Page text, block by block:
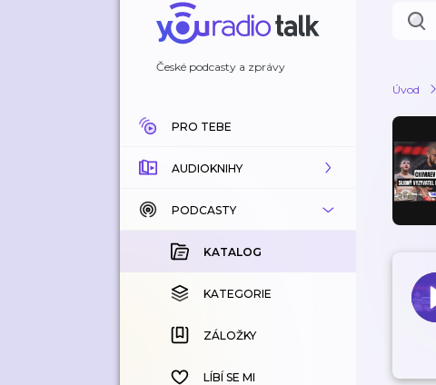
České podcasty a zprávy
PRO TEBE
AUDIOKNIHY
KATALOG
KOUPENÉ
KATEGORIE
ZÁLOŽKY
HISTORIE
PODCASTY
KATALOG
KATEGORIE
ZÁLOŽKY
LÍBÍ SE MI
Úvod